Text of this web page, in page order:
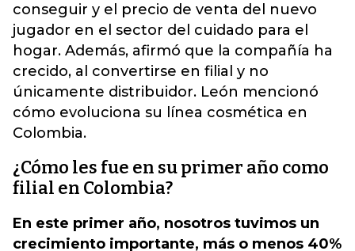
conseguir y el precio de venta del nuevo
jugador en el sector del cuidado para el
hogar. Además, afirmó que la compañía ha
crecido, al convertirse en filial y no
únicamente distribuidor. León mencionó
cómo evoluciona su línea cosmética en
Colombia.
¿Cómo les fue en su primer año como
filial en Colombia?
En este primer año, nosotros tuvimos un
crecimiento importante, más o menos 40%